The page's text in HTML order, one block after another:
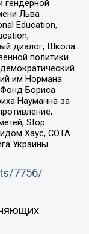
гендерной
Льва
Education,
диалог, Школа
политики
им Нормана
Бориса
Науманна за
Stop
Хаус, СОТА
Украины
7756/